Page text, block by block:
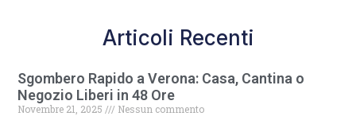
Articoli Recenti
Sgombero Rapido a Verona: Casa, Cantina o
Negozio Liberi in 48 Ore
Novembre 21, 2025
Nessun commento